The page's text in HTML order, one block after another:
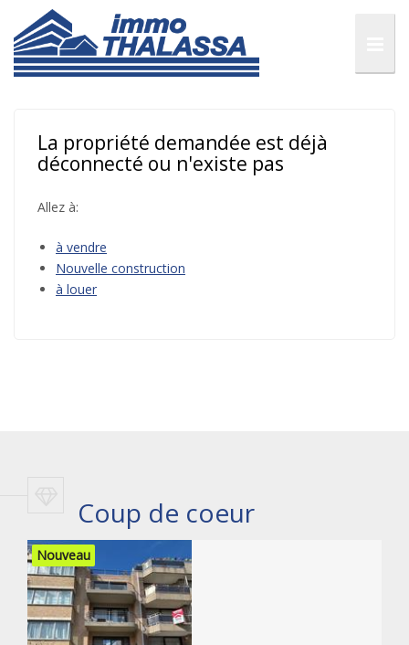
La propriété demandée est déjà
déconnecté ou n'existe pas
Allez à:
à vendre
Nouvelle construction
à louer
Coup de coeur
Nouveau